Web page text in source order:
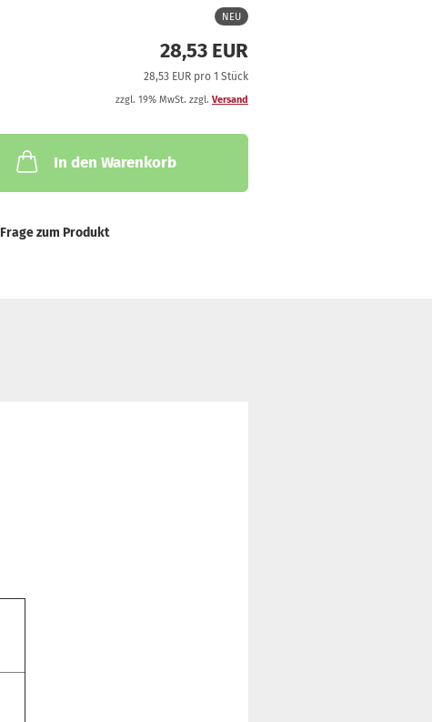
NEU
28,53 EUR
28,53 EUR pro 1 Stück
zzgl. 19% MwSt. zzgl. Versand
In den Warenkorb
Frage zum Produkt